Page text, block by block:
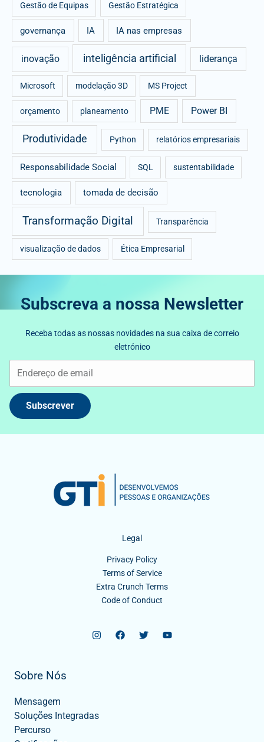
Gestão de Equipas Gestão Estratégica
governança IA IA nas empresas
inovação inteligência artificial liderança
Microsoft modelação 3D MS Project
orçamento planeamento PME Power BI
Produtividade Python relatórios empresariais
Responsabilidade Social SQL sustentabilidade
tecnologia tomada de decisão
Transformação Digital Transparência
visualização de dados Ética Empresarial
Subscreva a nossa Newsletter
Receba todas as nossas novidades na sua caixa de correio
eletrónico
Subscrever
Legal
Privacy Policy
Terms of Service
Extra Crunch Terms
Code of Conduct
Sobre Nós
Mensagem
Soluções Integradas
Percurso